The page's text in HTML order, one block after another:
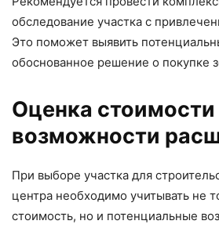
обследование участка с
Это поможет выявить
обоснованное решение о покупке
Оценка стоимости
возможности
При выборе участка для
центра необходимо учитывать не
стоимость, но и потенциальные